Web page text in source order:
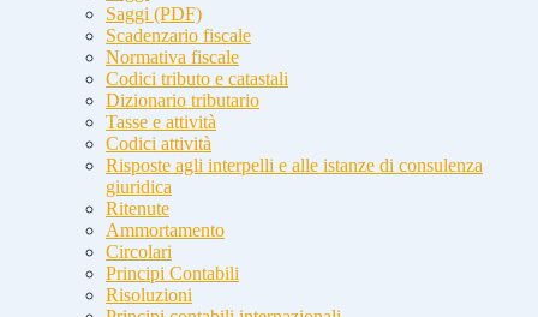
Saggi (PDF)
Scadenzario fiscale
Normativa fiscale
Codici tributo e catastali
Dizionario tributario
Tasse e attività
Codici attività
Risposte agli interpelli e alle istanze di consulenza
giuridica
Ritenute
Ammortamento
Circolari
Principi Contabili
Risoluzioni